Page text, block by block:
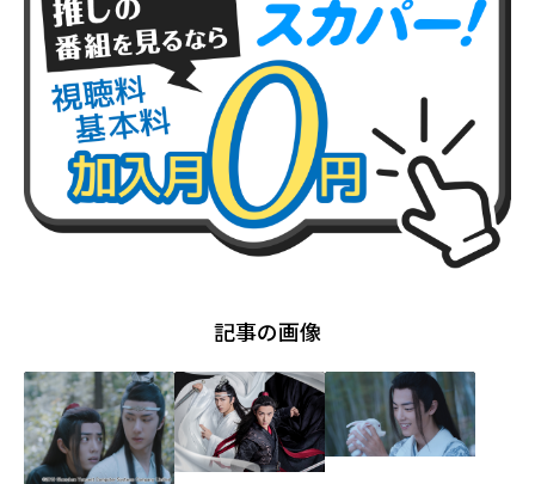
記事の画像